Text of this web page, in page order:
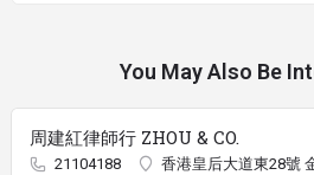
You May Also Be
周建紅律師行 ZHOU & CO.
21104188 香港皇后大道東28號